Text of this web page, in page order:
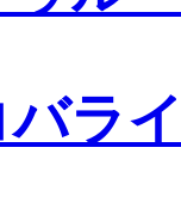
バラ